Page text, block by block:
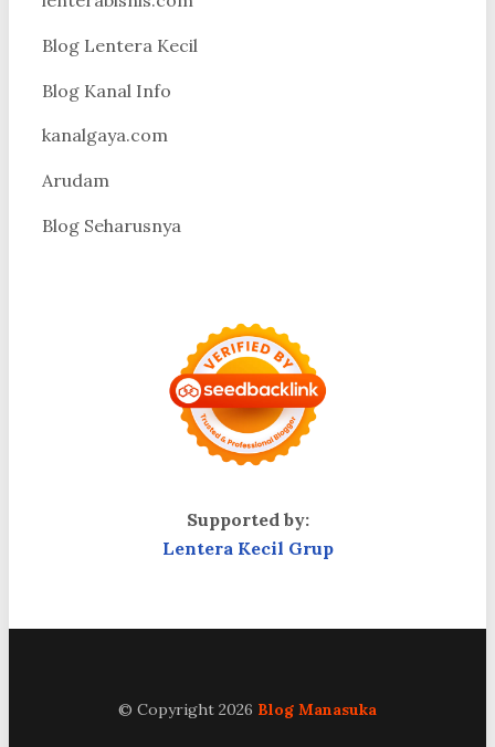
Blog Lentera Kecil
Blog Kanal Info
kanalgaya.com
Arudam
Blog Seharusnya
Supported by:
Lentera Kecil Grup
© Copyright 2026 Blog Manasuka